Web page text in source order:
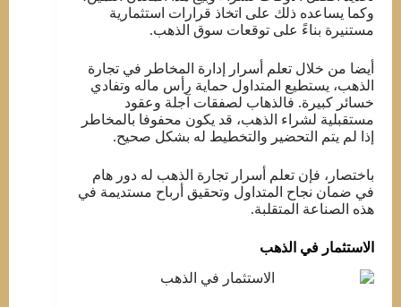
وكما يساعده ذلك على اتخاذ قرارات استثمارية
مستنيرة بناءً على توقعات سوق الذهب.
أيضا من خلال تعلم أسرار إدارة المخاطر في تجارة
الذهب، يستطيع المتداول حماية رأس ماله وتفادي
خسائر كبيرة. فالذهاب لصفقات آجلة وعقود
مستقبلية لشراء الذهب، قد يكون محفوفا بالمخاطر
إذا لم يتم التحضير والتخطيط له بشكل صحيح.
باختصار، فإن تعلم أسرار تجارة الذهب له دور هام
في ضمان نجاح المتداول وتحقيق أرباح مستديمة في
هذه الصناعة المتقلبة.
الاستثمار في الذهب